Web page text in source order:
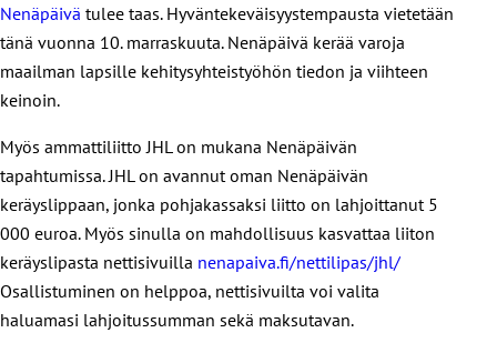
Nenäpäivä tulee taas. Hyväntekeväisyystempausta vietetään
tänä vuonna 10. marraskuuta. Nenäpäivä kerää varoja
maailman lapsille kehitysyhteistyöhön tiedon ja viihteen
keinoin.
Myös ammattiliitto JHL on mukana Nenäpäivän
tapahtumissa. JHL on avannut oman Nenäpäivän
keräyslippaan, jonka pohjakassaksi liitto on lahjoittanut 5
000 euroa. Myös sinulla on mahdollisuus kasvattaa liiton
keräyslipasta nettisivuilla nenapaiva.fi/nettilipas/jhl/
Osallistuminen on helppoa, nettisivuilta voi valita
haluamasi lahjoitussumman sekä maksutavan.